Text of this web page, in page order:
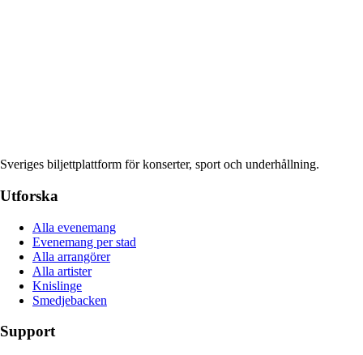
Sveriges biljettplattform för konserter, sport och underhållning.
Utforska
Alla evenemang
Evenemang per stad
Alla arrangörer
Alla artister
Knislinge
Smedjebacken
Support